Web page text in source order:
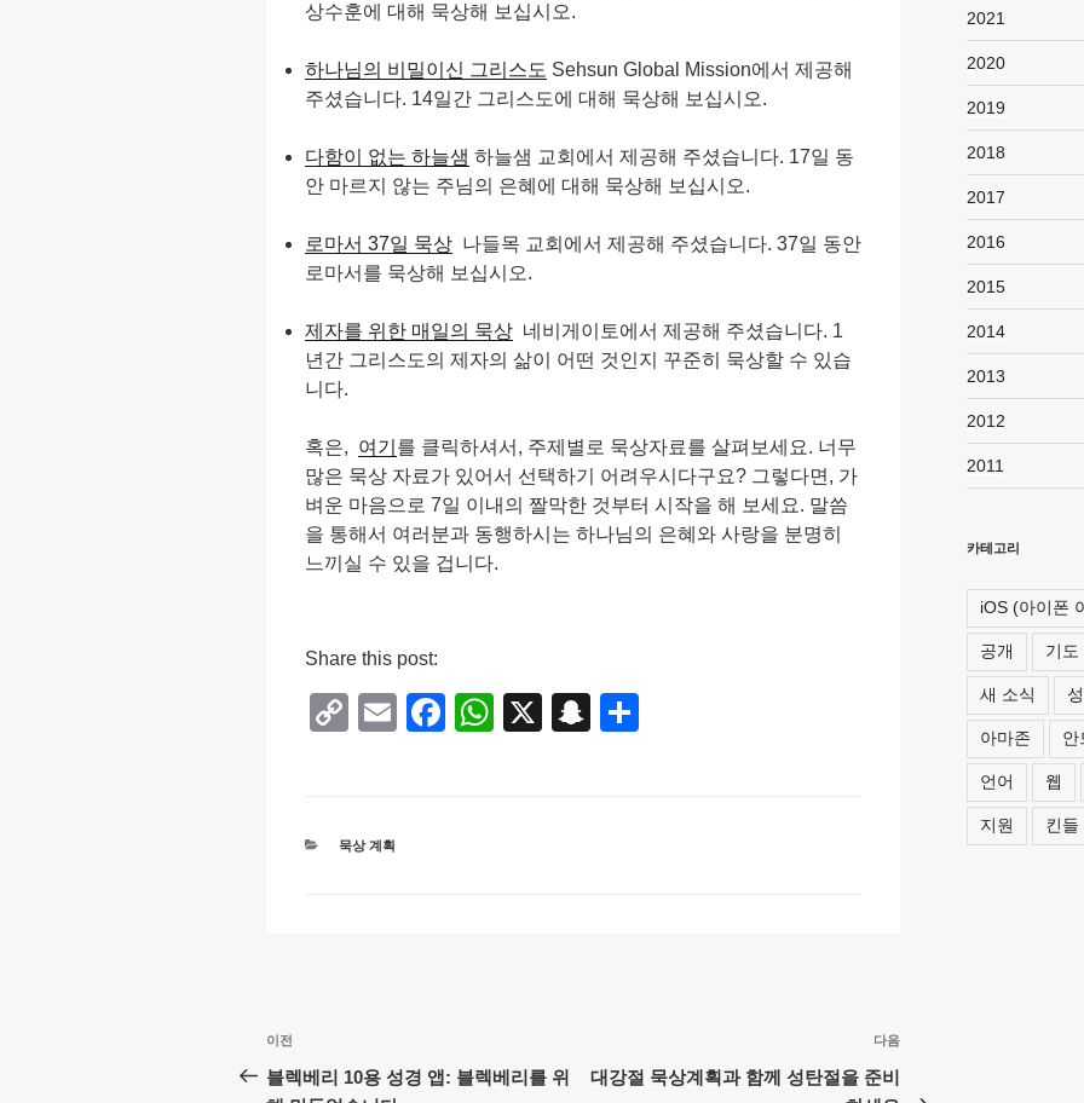
상수훈에 대해 묵상해 보십시오.
하나님의 비밀이신 그리스도 Sehsun Global Mission에서 제공해
주셨습니다. 14일간 그리스도에 대해 묵상해 보십시오.
다함이 없는 하늘샘 하늘샘 교회에서 제공해 주셨습니다. 17일 동
안 마르지 않는 주님의 은혜에 대해 묵상해 보십시오.
로마서 37일 묵상 나들목 교회에서 제공해 주셨습니다. 37일 동안
로마서를 묵상해 보십시오.
제자를 위한 매일의 묵상 네비게이토에서 제공해 주셨습니다. 1
년간 그리스도의 제자의 삶이 어떤 것인지 꾸준히 묵상할 수 있습
니다.
혹은, 여기 를 클릭하셔서, 주제별로 묵상자료를 살펴보세요. 너무
많은 묵상 자료가 있어서 선택하기 어려우시다구요? 그렇다면, 가
벼운 마음으로 7일 이내의 짤막한 것부터 시작을 해 보세요. 말씀
을 통해서 여러분과 동행하시는 하나님의 은혜와 사랑을 분명히
느끼실 수 있을 겁니다.
Share this post:
C
y
Li
E
F
W
X
S
카
묵상 계획
글
탐
이
전
이전
블렉베리 10용 성경 앱: 블렉베리를 위
다
다음
대강절 묵상계획과 함께 성탄절을 준비
2021
2020
2019
2018
2017
2016
2015
2014
2013
2012
2011
카테고리
iOS (아이폰
공개 기도
새 소식
아마존 안
언어 웹
지원 킨들